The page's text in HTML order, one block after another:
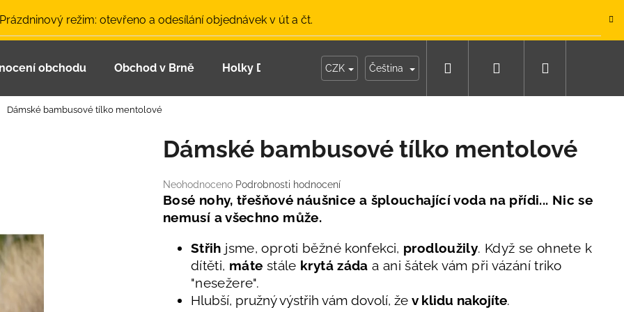
režim: otevřeno a odesílání objednávek v út a čt.
obchodu Obchod v Brně Holky Dupeťačky Moje objednávka
CZK Čeština Hledat Přihlášení
Dámské bambusové tílko mentolové
Průměrné
hodnocení
je
hvězdiček.
Neohodnoceno Podrobnosti hodnocení
Dámské bambusové tílko mentolové
Bosé nohy, třešňové náušnice a šplouchající voda na přídi... Nic se
nemusí a všechno může.
Střih jsme, oproti běžné konfekci, prodloužily. Když se ohnete k
dítěti, máte stále krytá záda a ani šátek vám při vázání triko
"nesežere".
Hlubší, pružný výstřih vám dovolí, že v klidu nakojíte.
Co potřebujete najít?
ČEPICE UV 30 SVĚTLE MODRÁ
BAMBUSOVÉ TRIKO NÁMOŘNICKÉ